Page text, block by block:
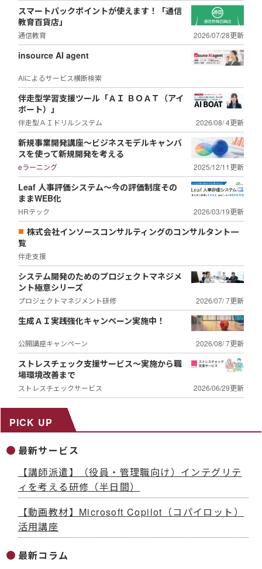
スマートパックポイントが使えます！「通信
教育百貨店」
通信教育 2026/07/28更新
insource AI agent
AIによるサービス横断検索
伴走型学習支援ツール「ＡＩ ＢＯＡＴ（アイ
ボート）」
伴走型ＡＩドリルシステム 2026/08/ 4更新
新規事業開発講座～ビジネスモデルキャンバ
スを使って新規開発を考える
eラーニング 2025/12/11更新
Leaf 人事評価システム～今の評価制度その
ままWEB化
HRテック 2026/03/19更新
株式会社インソースコンサルティングのコンサルタント一
覧
伴走支援
システム開発のためのプロジェクトマネジメ
ント極意シリーズ
プロジェクトマネジメント研修 2026/07/ 7更新
生成ＡＩ実践強化キャンペーン実施中！
公開講座キャンペーン 2026/08/ 7更新
ストレスチェック支援サービス～実施から職
場環境改善まで
ストレスチェックサービス 2026/06/29更新
PICK UP
最新サービス
【講師派遣】（役員・管理職向け）インテグリテ
ィを考える研修（半日間）
【動画教材】Microsoft Copilot（コパイロット）
活用講座
最新コラム